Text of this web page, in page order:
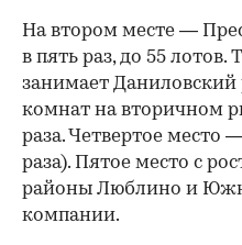
На втором месте —
в пять раз, до 55
занимает
комнат на вторичном
раза. Четвертое место
раза). Пятое место с
районы Люблино и
компании.